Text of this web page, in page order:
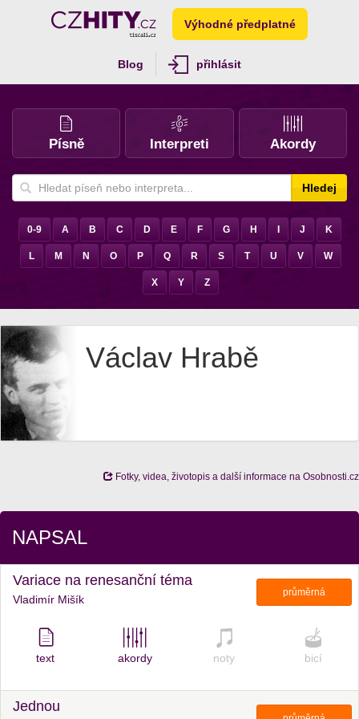
Výhodné předplatné
Blog přihlásit
Písně Interpreti Akordy
Hledej
0-9 A B C D E F G H J K
L M N O P Q R S T U V W
X Y Z
Václav Hrabě
Fotky, videa, životopis a další informace na Osobnosti.cz
NAPSAL
Variace na renesanční téma
Vladimír Mišík
průměrná
text akordy noty bicí
Jednou